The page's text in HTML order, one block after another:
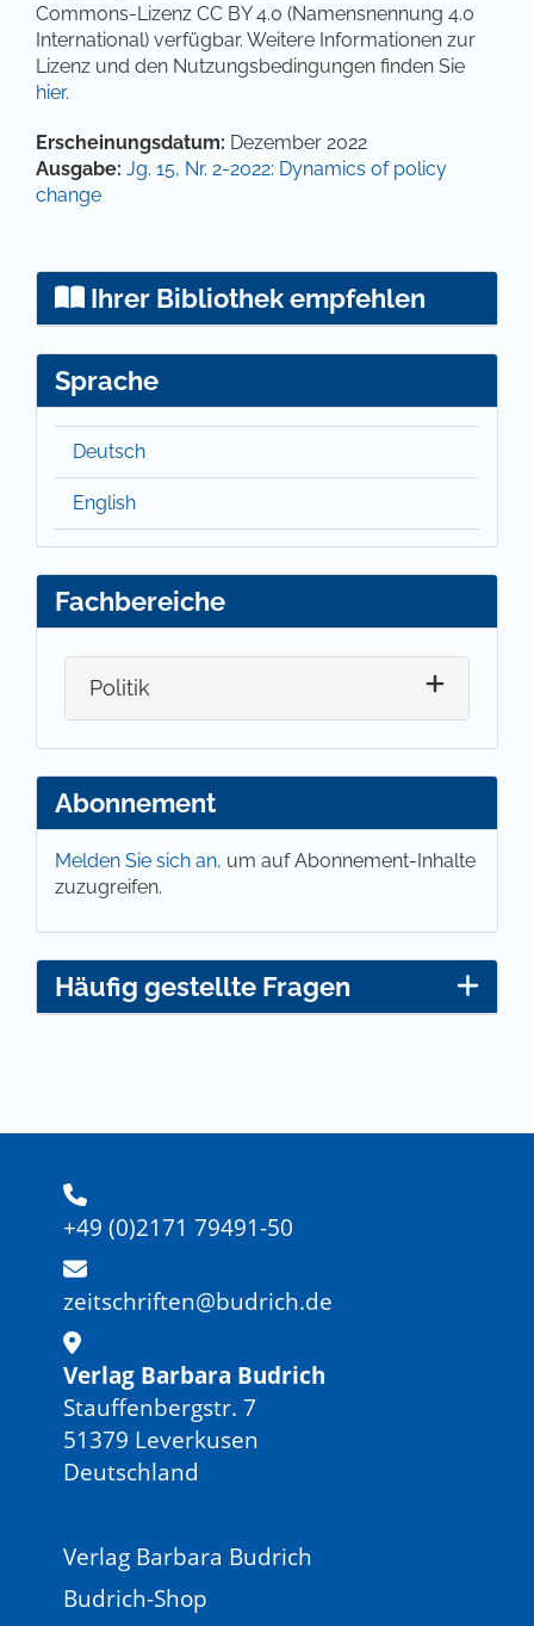
Commons-Lizenz CC BY 4.0 (Namensnennung 4.0
International) verfügbar. Weitere Informationen zur
Lizenz und den Nutzungsbedingungen finden Sie
hier.
Artikel-Details
Erscheinungsdatum: Dezember 2022
Ausgabe: Jg. 15, Nr. 2-2022: Dynamics of policy
change
Ihrer Bibliothek empfehlen
Sprache
Deutsch
English
Fachbereiche
Politik
Abonnement
Melden Sie sich an, um auf Abonnement-Inhalte
zuzugreifen.
Häufig gestellte Fragen
+49 (0)2171 79491-50
zeitschriften@budrich.de
Verlag Barbara Budrich
Stauffenbergstr. 7
51379 Leverkusen
Deutschland
Verlag Barbara Budrich
Budrich-Shop